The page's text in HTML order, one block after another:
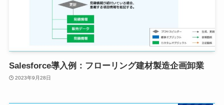
Salesforce導入例：フローリング建材製造企画卸業
2023年9月28日